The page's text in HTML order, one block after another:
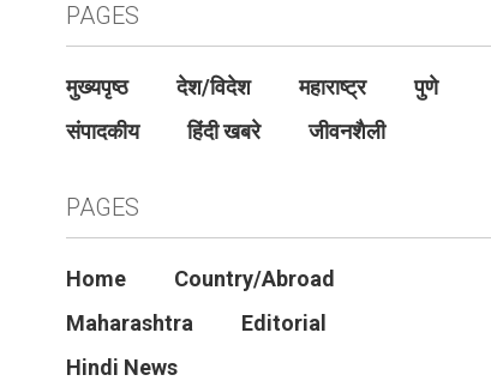
PAGES
मुख्यपृष्ठ देश/विदेश महाराष्ट्र
पुणे
संपादकीय
हिंदी खबरे जीवनशैली
PAGES
Home
Country/Abroad
Maharashtra
Editorial
Hindi News